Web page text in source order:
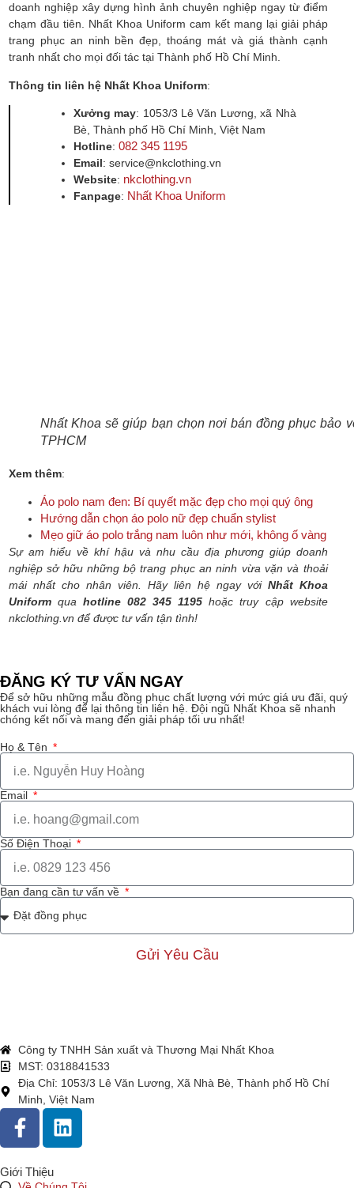
doanh nghiệp xây dựng hình ảnh chuyên nghiệp ngay từ điểm
chạm đầu tiên. Nhất Khoa Uniform cam kết mang lại giải pháp
trang phục an ninh bền đẹp, thoáng mát và giá thành cạnh
tranh nhất cho mọi đối tác tại Thành phố Hồ Chí Minh.
Thông tin liên hệ Nhất Khoa Uniform:
Xưởng may: 1053/3 Lê Văn Lương, xã Nhà
Bè, Thành phố Hồ Chí Minh, Việt Nam
Hotline: 082 345 1195
Email: service@nkclothing.vn
Website: nkclothing.vn
Fanpage: Nhất Khoa Uniform
Nhất Khoa sẽ giúp bạn chọn nơi bán đồng phục bảo
TPHCM
Xem thêm:
Áo polo nam đen: Bí quyết mặc đẹp cho mọi quý ông
Hướng dẫn chọn áo polo nữ đẹp chuẩn stylist
Mẹo giữ áo polo trắng nam luôn như mới, không ố vàng
Sự am hiểu về khí hậu và nhu cầu địa phương giúp doanh
nghiệp sở hữu những bộ trang phục an ninh vừa vặn và thoải
mái nhất cho nhân viên. Hãy liên hệ ngay với Nhất Khoa
Uniform quahotline 082 345 1195 hoặc truy cập website
nkclothing.vn để được tư vấn tận tình!
ĐĂNG KÝ TƯ VẤN NGAY
Để sở hữu những mẫu đồng phục chất lượng với mức giá ưu đãi, quý
khách vui lòng để lại thông tin liên hệ. Đội ngũ Nhất Khoa sẽ nhanh
chóng kết nối và mang đến giải pháp tối ưu nhất!
Họ & Tên
Email
Số Điện Thoại
Bạn đang cần tư vấn về
Gửi Yêu Cầu
Công ty TNHH Sản xuất và Thương Mại Nhất Khoa
MST: 0318841533
Địa Chỉ: 1053/3 Lê Văn Lương, Xã Nhà Bè, Thành phố Hồ Chí
Minh, Việt Nam
Giới Thiệu